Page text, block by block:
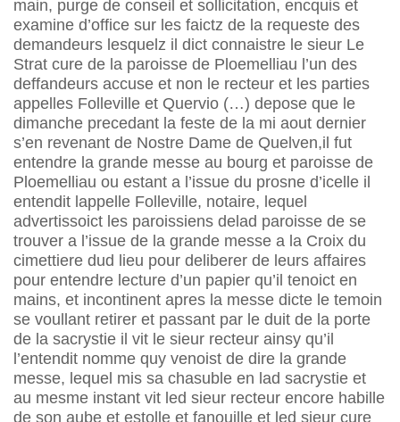
main, purge de conseil et sollicitation, encquis et
examine d’office sur les faictz de la requeste des
demandeurs lesquelz il dict connaistre le sieur Le
Strat cure de la paroisse de Ploemelliau l’un des
deffandeurs accuse et non le recteur et les parties
appelles Folleville et Quervio (…) depose que le
dimanche precedant la feste de la mi aout dernier
s’en revenant de Nostre Dame de Quelven,il fut
entendre la grande messe au bourg et paroisse de
Ploemelliau ou estant a l’issue du prosne d’icelle il
entendit lappelle Folleville, notaire, lequel
advertissoict les paroissiens delad paroisse de se
trouver a l’issue de la grande messe a la Croix du
cimettiere dud lieu pour deliberer de leurs affaires
pour entendre lecture d’un papier qu’il tenoict en
mains, et incontinent apres la messe dicte le temoin
se voullant retirer et passant par le duit de la porte
de la sacrystie il vit le sieur recteur ainsy qu’il
l’entendit nomme quy venoist de dire la grande
messe, lequel mis sa chasuble en lad sacrystie et
au mesme instant vit led sieur recteur encore habille
de son aube et estolle et fanouille et led sieur cure